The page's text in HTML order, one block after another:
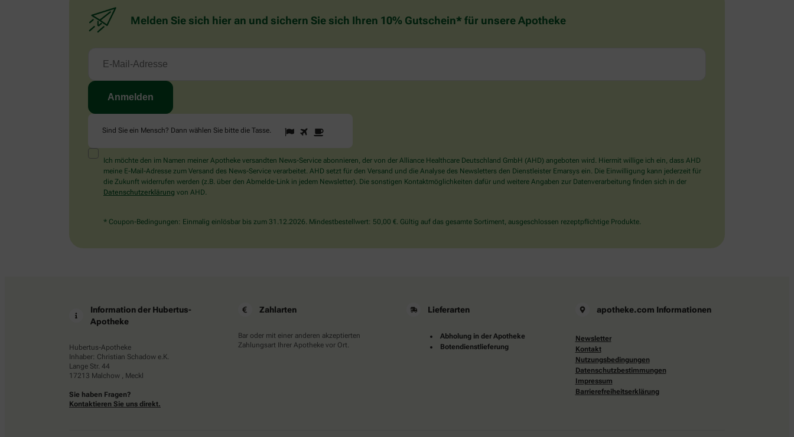
Melden Sie sich hier an und sichern Sie sich Ihren 10% Gutschein* für unsere Apotheke
Sind Sie ein Mensch? Dann wählen Sie bitte die Tasse.
Sind
Sie
Mensch?
Dann
wählen
Tasse.
1 2
Ich möchte den im Namen meiner Apotheke versandten News-Service abonnieren, der von der Alliance Healthcare Deutschland GmbH (AHD) angeboten wird. Hiermit willige ich ein, dass AHD
meine E-Mail-Adresse zum Versand des News-Service verarbeitet. AHD setzt für den Versand und die Analyse des Newsletters den Dienstleister Emarsys ein. Die Einwilligung kann jederzeit für
die Zukunft widerrufen werden (z.B. über den Abmelde-Link in jedem Newsletter). Die sonstigen Kontaktmöglichkeiten dafür und weitere Angaben zur Datenverarbeitung finden sich in der
Datenschutzerklärung von AHD.
* Coupon-Bedingungen: Einmalig einlösbar bis zum 31.12.2026. Mindestbestellwert: 50,00 €. Gültig auf das gesamte Sortiment, ausgeschlossen rezeptpflichtige Produkte.
Information der Hubertus-
Apotheke
Hubertus-Apotheke
Inhaber: Christian Schadow e.K.
Lange Str. 44
17213 Malchow , Meckl
Sie haben Fragen?
Kontaktieren Sie uns direkt.
Zahlarten
Bar oder mit einer anderen akzeptierten
Zahlungsart Ihrer Apotheke vor Ort.
Lieferarten
Abholung in der Apotheke
Botendienstlieferung
apotheke.com Informationen
Newsletter
Kontakt
Nutzungsbedingungen
Datenschutzbestimmungen
Impressum
Barrierefreiheitserklärung